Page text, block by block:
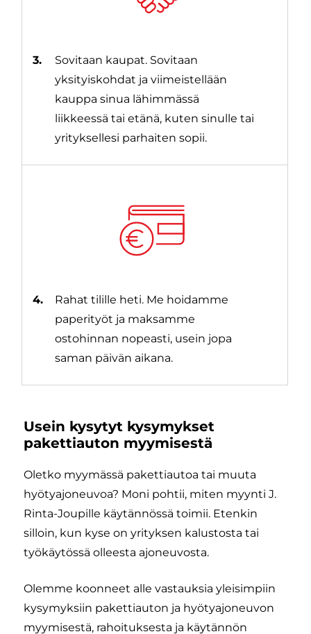
3.
Sovitaan kaupat. Sovitaan
yksityiskohdat ja viimeistellään
kauppa sinua lähimmässä
liikkeessä tai etänä, kuten sinulle tai
yrityksellesi parhaiten sopii.
4.
Rahat tilille heti. Me hoidamme
paperityöt ja maksamme
ostohinnan nopeasti, usein jopa
saman päivän aikana.
Usein kysytyt kysymykset
pakettiauton myymisestä
Oletko myymässä pakettiautoa tai muuta
hyötyajoneuvoa? Moni pohtii, miten myynti J.
Rinta-Joupille käytännössä toimii. Etenkin
silloin, kun kyse on yrityksen kalustosta tai
työkäytössä olleesta ajoneuvosta.
Olemme koonneet alle vastauksia yleisimpiin
kysymyksiin pakettiauton ja hyötyajoneuvon
myymisestä, rahoituksesta ja käytännön